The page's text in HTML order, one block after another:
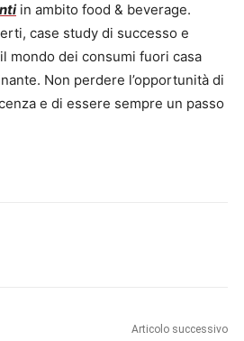
in ambito food & beverage.
case study di successo e
mondo dei consumi fuori casa
Non perdere l’opportunità di
e di essere sempre un passo
Articolo successivo